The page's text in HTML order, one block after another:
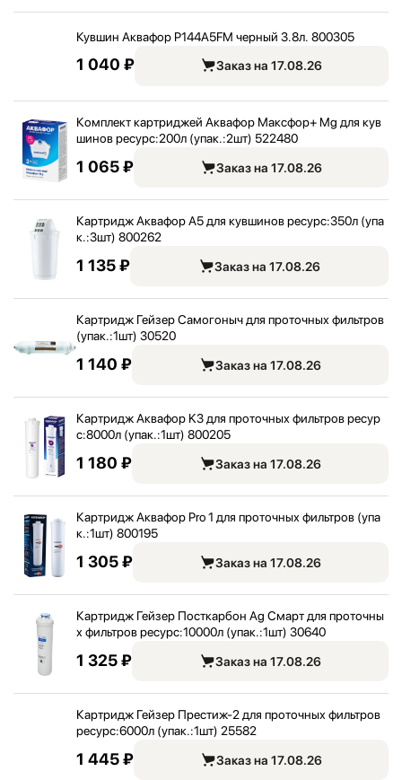
Кувшин Аквафор P144A5FM черный 3.8л. 800305
1 040 ₽ Заказ на 17.08.26
Комплект картриджей Аквафор Максфор+ Mg для кув
шинов ресурс:200л (упак.:2шт) 522480
1 065 ₽ Заказ на 17.08.26
Картридж Аквафор А5 для кувшинов ресурс:350л (упа
к.:3шт) 800262
1 135 ₽ Заказ на 17.08.26
Картридж Гейзер Самогоныч для проточных фильтров
(упак.:1шт) 30520
1 140 ₽ Заказ на 17.08.26
Картридж Аквафор K3 для проточных фильтров ресур
с:8000л (упак.:1шт) 800205
1 180 ₽ Заказ на 17.08.26
Картридж Аквафор Pro 1 для проточных фильтров (упа
к.:1шт) 800195
1 305 ₽ Заказ на 17.08.26
Картридж Гейзер Посткарбон Ag Смарт для проточны
х фильтров ресурс:10000л (упак.:1шт) 30640
1 325 ₽ Заказ на 17.08.26
Картридж Гейзер Престиж-2 для проточных фильтров
ресурс:6000л (упак.:1шт) 25582
1 445 ₽ Заказ на 17.08.26